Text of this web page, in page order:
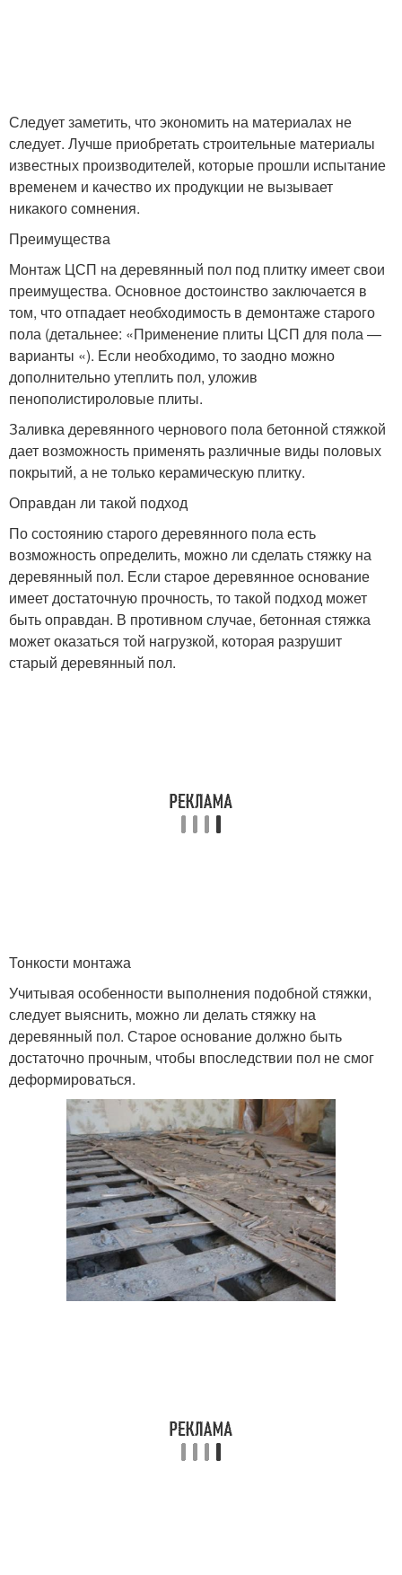
Следует заметить, что экономить на материалах не
следует. Лучше приобретать строительные материалы
известных производителей, которые прошли испытание
временем и качество их продукции не вызывает
никакого сомнения.
Преимущества
Монтаж ЦСП на деревянный пол под плитку имеет свои
преимущества. Основное достоинство заключается в
том, что отпадает необходимость в демонтаже старого
пола (детальнее: «Применение плиты ЦСП для пола —
варианты «). Если необходимо, то заодно можно
дополнительно утеплить пол, уложив
пенополистироловые плиты.
Заливка деревянного чернового пола бетонной стяжкой
дает возможность применять различные виды половых
покрытий, а не только керамическую плитку.
Оправдан ли такой подход
По состоянию старого деревянного пола есть
возможность определить, можно ли сделать стяжку на
деревянный пол. Если старое деревянное основание
имеет достаточную прочность, то такой подход может
быть оправдан. В противном случае, бетонная стяжка
может оказаться той нагрузкой, которая разрушит
старый деревянный пол.
Тонкости монтажа
Учитывая особенности выполнения подобной стяжки,
следует выяснить, можно ли делать стяжку на
деревянный пол. Старое основание должно быть
достаточно прочным, чтобы впоследствии пол не смог
деформироваться.